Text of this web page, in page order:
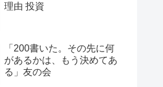
理由 投資
「200書いた。その先に何
があるかは、もう決めてあ
る」友の会